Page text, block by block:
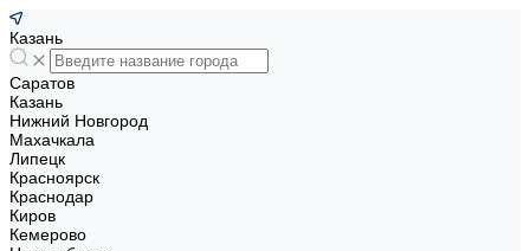
Казань
Саратов
Казань
Нижний Новгород
Махачкала
Липецк
Красноярск
Краснодар
Киров
Кемерово